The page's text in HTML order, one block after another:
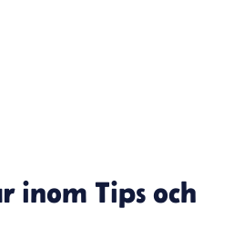
inomTips och